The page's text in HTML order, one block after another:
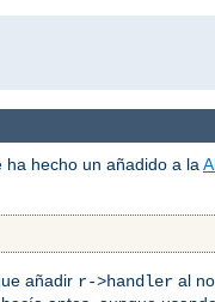
hecho un añadido a la
añadir r->handler al